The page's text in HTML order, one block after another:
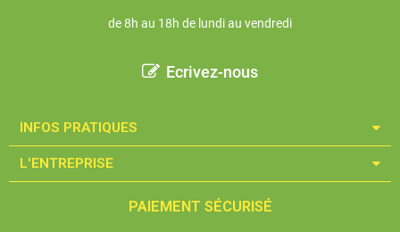
de 8h au 18h de lundi au vendredi
Ecrivez-nous
INFOS PRATIQUES​
L'ENTREPRISE​
PAIEMENT SÉCURISÉ